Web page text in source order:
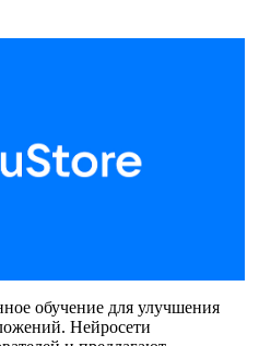
обучение для улучшения
Нейросети